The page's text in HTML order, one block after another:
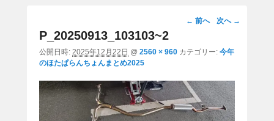
画
ー
シ
ョ
← 前へ 次へ →
P_20250913_103103~2
公開日時: 2025年12月22日 @ 2560 × 960 カテゴリー: 今年
のほたぱらんちょんまとめ2025